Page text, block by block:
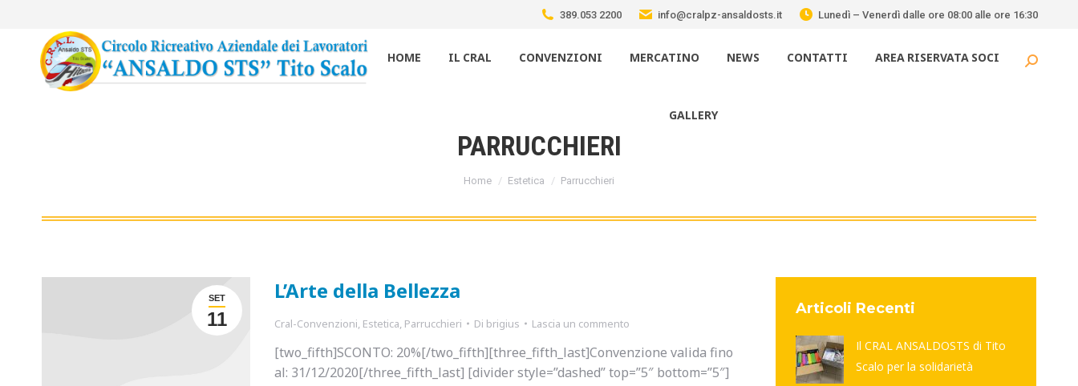
389.053 2200 info@cralpz-ansaldosts.it Lunedì – Venerdì dalle ore 08:00 alle ore 16:30
HOME IL CRAL CONVENZIONI MERCATINO NEWS CONTATTI AREA RISERVATA SOCI
GALLERY
Cerca:
PARRUCCHIERI
Tu sei qui:
Home Estetica Parrucchieri
SET
11
L’Arte della Bellezza
Cral-Convenzioni, Estetica, Parrucchieri Di brigius Lascia un commento
[two_fifth]SCONTO: 20%[/two_fifth][three_fifth_last]Convenzione valida fino
al: 31/12/2020[/three_fifth_last] [divider style=”dashed” top=”5″ bottom=”5″]
Articoli Recenti
Il CRAL ANSALDOSTS di Tito
Scalo per la solidarietà